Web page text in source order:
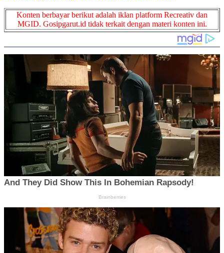
Konten berbayar berikut adalah iklan platform Recreativ dan
MGID. Gosipgarut.id tidak terkait dengan materi konten ini.